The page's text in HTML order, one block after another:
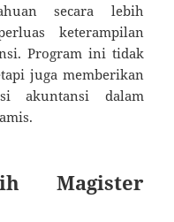
secara lebih
keterampilan
Program ini tidak
juga memberikan
akuntansi dalam
Magister